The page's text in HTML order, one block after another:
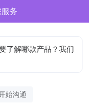
务
了解哪款产品？我们
始沟通